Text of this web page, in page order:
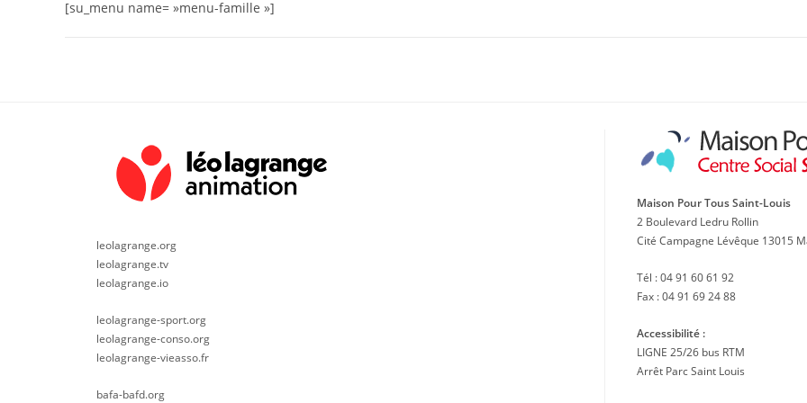
[su_menu name= »menu-famille »]
leolagrange.org
leolagrange.tv
leolagrange.io
leolagrange-sport.org
leolagrange-conso.org
leolagrange-vieasso.fr
bafa-bafd.org
Maison Pour Tous Saint-Louis
2 Boulevard Ledru Rollin
Cité Campagne Lévêque 13015
Tél : 04 91 60 61 92
Fax : 04 91 69 24 88
Accessibilité :
LIGNE 25/26 bus RTM
Arrêt Parc Saint Louis